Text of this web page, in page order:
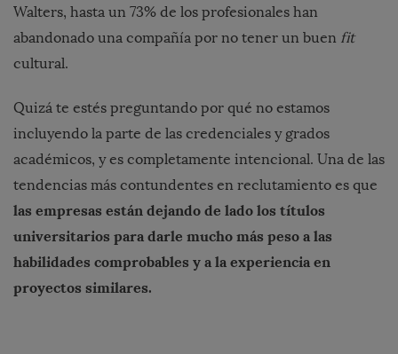
Walters, hasta un 73% de los profesionales han
abandonado una compañía por no tener un buen fit
cultural.
Quizá te estés preguntando por qué no estamos
incluyendo la parte de las credenciales y grados
académicos, y es completamente intencional. Una de las
tendencias más contundentes en reclutamiento es que
las empresas están dejando de lado los títulos
universitarios para darle mucho más peso a las
habilidades comprobables y a la experiencia en
proyectos similares.